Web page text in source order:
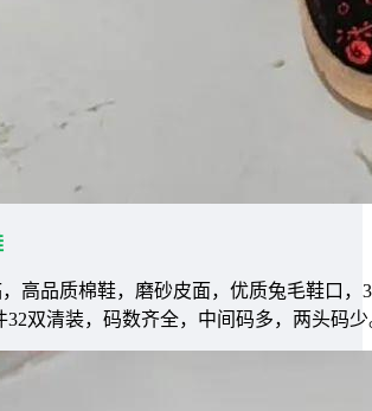
高品质棉鞋，磨砂皮面，优质兔毛鞋口
32双清装，码数齐全，中间码多，两头码